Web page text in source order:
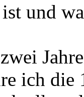
und
ich